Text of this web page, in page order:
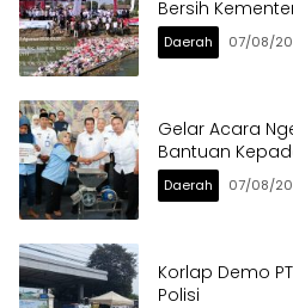
Bersih
Daerah 07/08/
Gelar Acara
Bantuan
Daerah 07/08/
Korlap Demo
Polisi